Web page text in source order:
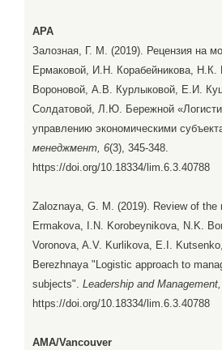
APA
Залозная, Г. М. (2019). Рецензия на
Ермаковой, И.Н. Корабейникова,
Вороновой, А.В. Курлыковой, Е.И.
Солдатовой, Л.Ю. Бережной
управлению экономическими
менеджмент, 6(3), 345-348.
https://doi.org/10.18334/lim.6.3.40788
Zaloznaya, G. M. (2019). Review of the
Ermakova, I.N. Korobeynikova, N.K.
Voronova, A.V. Kurlikova, E.I.
Berezhnaya "Logistic approach to
subjects". Leadership and
https://doi.org/10.18334/lim.6.3.40788
AMA/Vancouver